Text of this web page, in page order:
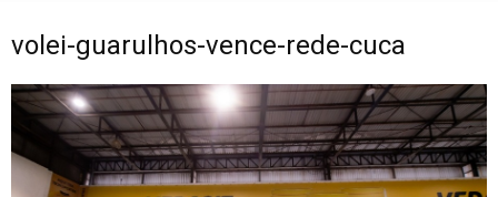
volei-guarulhos-vence-rede-cuca